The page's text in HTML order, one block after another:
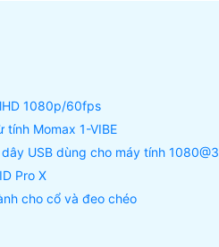
1080p/60fps
Momax 1-VIBE
USB dùng cho máy tính
Pro X
cho cổ và đeo chéo